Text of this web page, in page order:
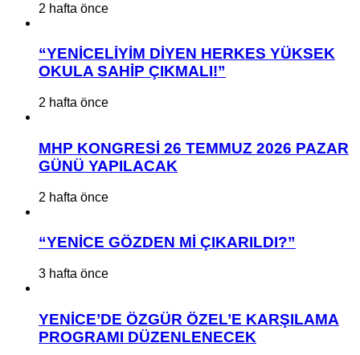
2 hafta önce
“YENİCELİYİM DİYEN HERKES YÜKSEK
OKULA SAHİP ÇIKMALI!”
2 hafta önce
MHP KONGRESİ 26 TEMMUZ 2026 PAZAR
GÜNÜ YAPILACAK
2 hafta önce
“YENİCE GÖZDEN Mİ ÇIKARILDI?”
3 hafta önce
YENİCE’DE ÖZGÜR ÖZEL’E KARŞILAMA
PROGRAMI DÜZENLENECEK